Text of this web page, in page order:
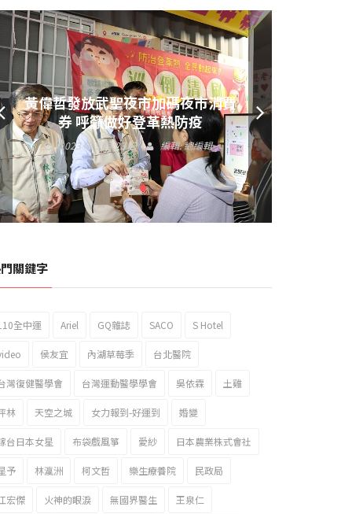
黃偉哲發放武聖夜市加碼夜市消費
券 呼籲做好登革熱防疫
2023 年 9 月 23 日 編輯:總編輯
關鍵字
全中運 Ariel GQ雜誌 SACO S Hotel
侯友宜 內湖草莓季 台北醫院
灣復健醫學會 台灣運動醫學學會 吳依霖 土雞
林 天空之城 女力報到-好運到 婚變
台日本女星 布袋戲風箏 愛紗 日本農業株式會社
予 林瀛洲 柯文哲 樂生療養院 民政局
宏傑 火神的眼淚 無國界醫生 王泉仁